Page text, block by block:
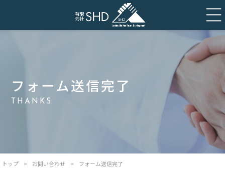
フォーム送信完了
THANKS
トップ > お問い合わせ > フォーム送信完了